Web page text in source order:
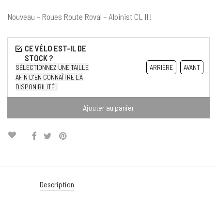
Nouveau – Roues Route Roval – Alpinist CL II !
SÉLECTIONNEZ UNE TAILLE
AFIN D'EN CONNAÎTRE LA
DISPONIBILITÉ :
ARRIÈRE AVANT
Ajouter au panier
Description